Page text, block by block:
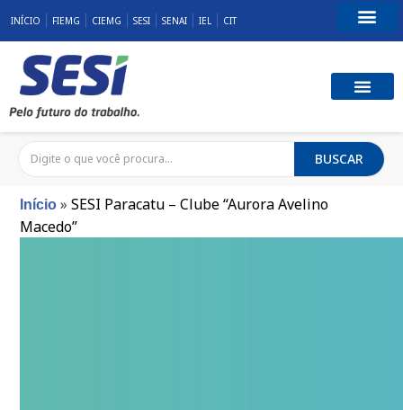
INÍCIO FIEMG CIEMG SESI SENAI IEL CIT
BUSCAR
Início »SESI Paracatu – Clube “Aurora Avelino
Macedo”